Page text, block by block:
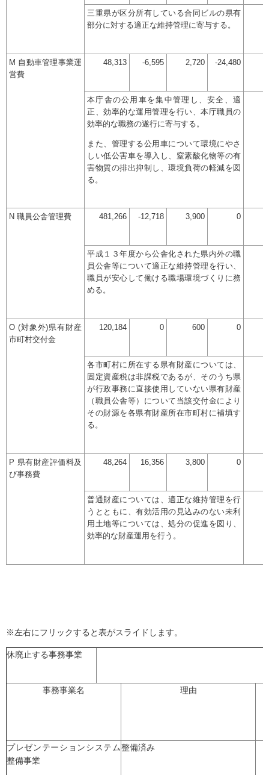
三重県が区分所有している合同ビルの県有
部分に対する適正な維持管理に寄与する。
M 自動車管理事業運
営費
48,313 -6,595 2,720 -24,480
本庁舎の公用車を集中管理し、安全、適
正、効率的な運用管理を行い、本庁職員の
効率的な職務の遂行に寄与する。
また、管理する公用車について環境にやさ
しい低公害車を導入し、窒素酸化物等の有
害物質の排出抑制し、環境負荷の軽減を図
る。
N 職員公舎管理費 481,266 -12,718 3,900 0
平成１３年度から公舎化された県内外の職
員公舎等について適正な維持管理を行い、
職員が安心して働ける職場環境づくりに務
める。
O (対象外)県有財産
市町村交付金
120,184 0 600 0
各市町村に所在する県有財産については、
固定資産税は非課税であるが、そのうち県
が行政事務に直接使用していない県有財産
（職員公舎等）について当該交付金により
その財源を各県有財産所在市町村に補填す
る。
P 県有財産評価料及
び事務費
48,264 16,356 3,800 0
普通財産については、適正な維持管理を行
うとともに、有効活用の見込みのない未利
用土地等については、処分の促進を図り、
効率的な財産運用を行う。
※左右にフリックすると表がスライドします。
休廃止する事務事業
事務事業名 理由
プレゼンテーションシステム
整備事業
整備済み